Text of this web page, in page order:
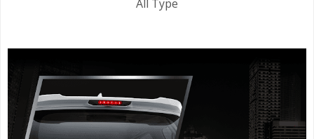
All Type